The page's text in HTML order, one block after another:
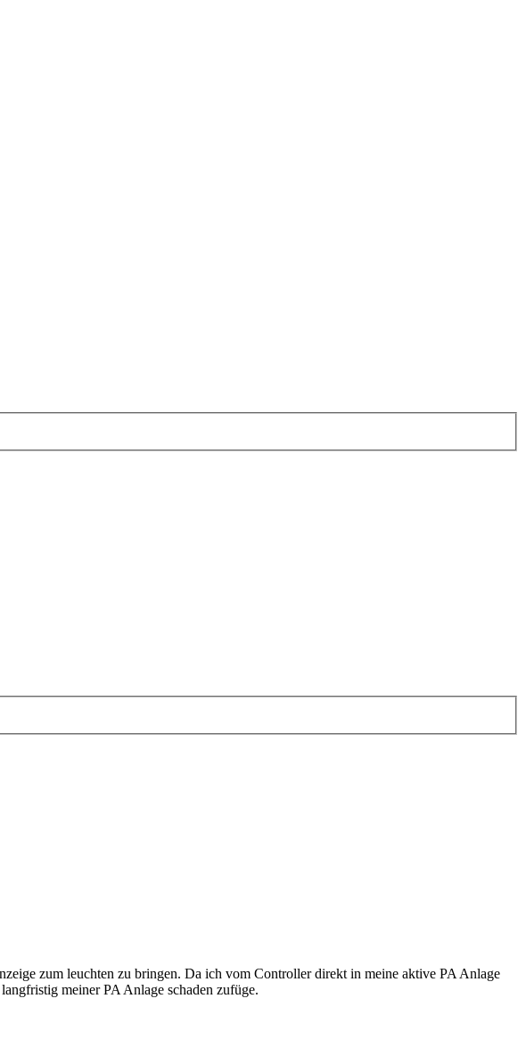
zum leuchten zu bringen. Da ich vom Controller direkt in meine aktive PA Anlage
meiner PA Anlage schaden zufüge.